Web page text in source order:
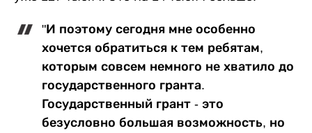
"И поэтому сегодня мне особенно
хочется обратиться к тем ребятам,
которым совсем немного не хватило до
государственного гранта.
Государственный грант - это
безусловно большая возможность, но